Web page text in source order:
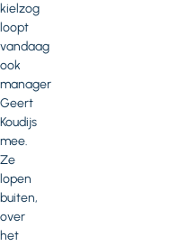
kielzog
loopt
vandaag
ook
manager
Geert
Koudijs
mee.
Ze
lopen
buiten,
over
het